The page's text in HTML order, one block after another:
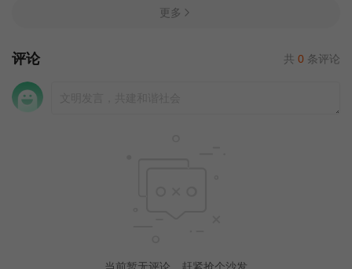
更多
评论 共 0 条评论
当前暂无评论，赶紧抢个沙发